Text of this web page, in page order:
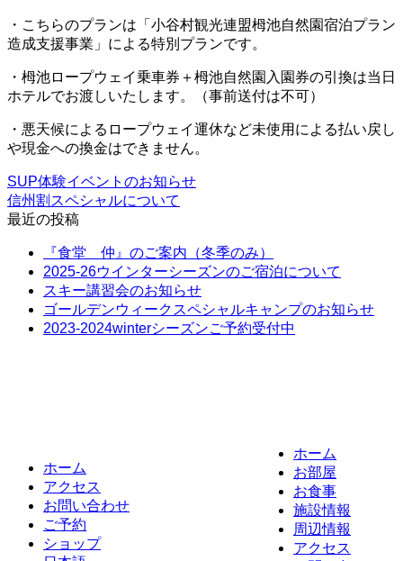
・こちらのプランは「小谷村観光連盟栂池自然園宿泊プラン
造成支援事業」による特別プランです。
・栂池ロープウェイ乗車券＋栂池自然園入園券の引換は当日
ホテルでお渡しいたします。（事前送付は不可）
・悪天候によるロープウェイ運休など未使用による払い戻し
や現金への換金はできません。
SUP体験イベントのお知らせ
信州割スペシャルについて
最近の投稿
『食堂 仲』のご案内（冬季のみ）
2025-26ウインターシーズンのご宿泊について
スキー講習会のお知らせ
ゴールデンウィークスペシャルキャンプのお知らせ
2023-2024winterシーズンご予約受付中
ホーム
アクセス
お問い合わせ
ご予約
ショップ
ホーム
お部屋
お食事
施設情報
周辺情報
アクセス